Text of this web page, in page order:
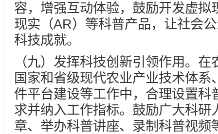
容，增强互动体验，鼓励开发虚拟
现实（AR）等科普产品，让社会
科技成就。
（九）发挥科技创新引领作用。
国家和省级现代农业产业技术体系
件平台建设等工作中，合理设置科
求并纳入工作指标。鼓励广大科研
章、举办科普讲座、录制科普视频